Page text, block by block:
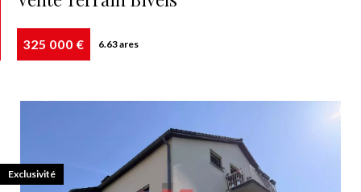
325 000 € 6.63 ares
Exclusivité